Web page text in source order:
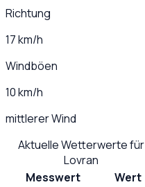
Richtung
17 km/h
Windböen
10 km/h
mittlerer Wind
Aktuelle Wetterwerte für
Lovran
Messwert
Wert